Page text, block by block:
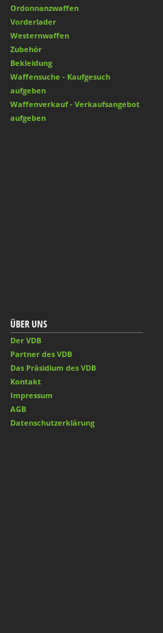
Ordonnanzwaffen
Vorderlader
Westernwaffen
Zubehör
Bekleidung
Waffensuche - Kaufgesuch
aufgeben
Waffenverkauf - Verkaufsangebot
aufgeben
ÜBER UNS
Der VDB
Partner des VDB
Das Präsidium des VDB
Kontakt
Impressum
AGB
Datenschutzerklärung